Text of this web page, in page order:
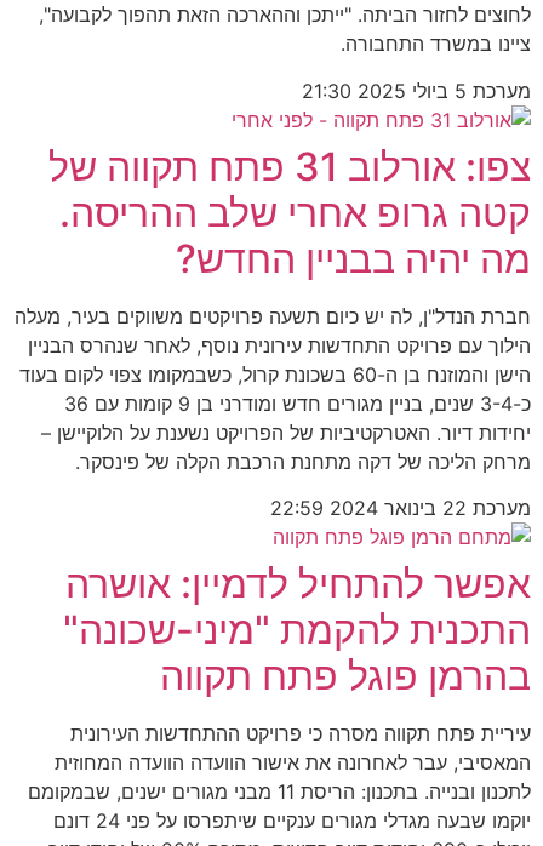
לחוצים לחזור הביתה. "ייתכן וההארכה הזאת תהפוך לקבועה",
ציינו במשרד התחבורה.
מערכת 5 ביולי 2025 21:30
צפו: אורלוב 31 פתח תקווה של
קטה גרופ אחרי שלב ההריסה.
מה יהיה בבניין החדש?
חברת הנדל"ן, לה יש כיום תשעה פרויקטים משווקים בעיר, מעלה
הילוך עם פרויקט התחדשות עירונית נוסף, לאחר שנהרס הבניין
הישן והמוזנח בן ה-60 בשכונת קרול, כשבמקומו צפוי לקום בעוד
כ-3-4 שנים, בניין מגורים חדש ומודרני בן 9 קומות עם 36
יחידות דיור. האטרקטיביות של הפרויקט נשענת על הלוקיישן –
מרחק הליכה של דקה מתחנת הרכבת הקלה של פינסקר.
מערכת 22 בינואר 2024 22:59
אפשר להתחיל לדמיין: אושרה
התכנית להקמת "מיני-שכונה"
בהרמן פוגל פתח תקווה
עיריית פתח תקווה מסרה כי פרויקט ההתחדשות העירונית
המאסיבי, עבר לאחרונה את אישור הוועדה הוועדה המחוזית
לתכנון ובנייה. בתכנון: הריסת 11 מבני מגורים ישנים, שבמקומם
יוקמו שבעה מגדלי מגורים ענקיים שיתפרסו על פני 24 דונם